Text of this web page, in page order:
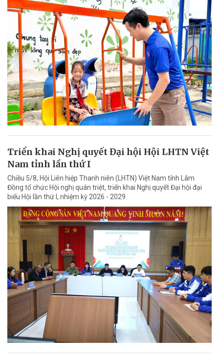
Triển khai Nghị quyết Đại hội Hội LHTN Việt
Nam tỉnh lần thứ I
Chiều 5/8, Hội Liên hiệp Thanh niên (LHTN) Việt Nam tỉnh Lâm
Đồng tổ chức Hội nghị quán triệt, triển khai Nghị quyết Đại hội đại
biểu Hội lần thứ I, nhiệm kỳ 2026 - 2029.